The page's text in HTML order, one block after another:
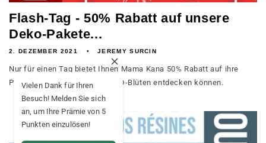
Flash-Tag - 50% Rabatt auf unsere
Deko-Pakete...
2. DEZEMBER 2021 JEREMY SURCIN
Nur für einen Tag bietet Ihnen Mama Kana 50% Rabatt auf ihre
Pack , auf der Sie 5 Sorten CBD-Blüten entdecken können.
Vielen Dank für Ihren
Besuch! Melden Sie sich
an, um Ihre Prämie von 5
Punkten einzulösen!